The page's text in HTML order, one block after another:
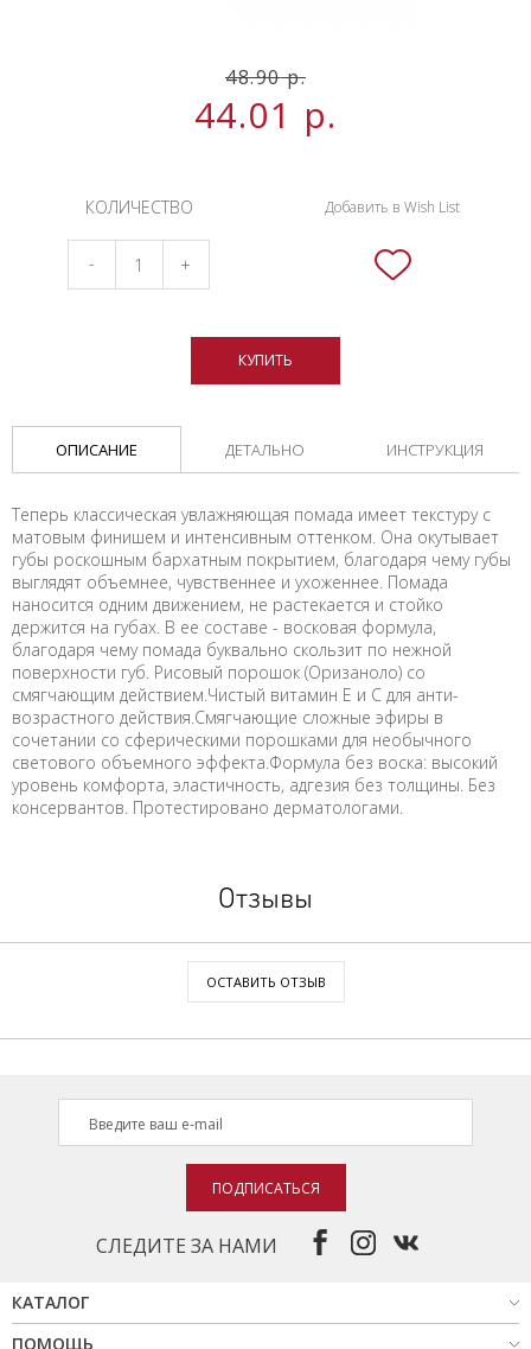
48.90р.
44.01 р.
КОЛИЧЕСТВО
- +
КУПИТЬ
Добавить в Wish List
ОПИСАНИЕ ДЕТАЛЬНО ИНСТРУКЦИЯ
Теперь классическая увлажняющая помада имеет текстуру с
матовым финишем и интенсивным оттенком. Она окутывает
губы роскошным бархатным покрытием, благодаря чему губы
выглядят объемнее, чувственнее и ухоженнее. Помада
наносится одним движением, не растекается и стойко
держится на губах. В ее составе - восковая формула,
благодаря чему помада буквально скользит по нежной
поверхности губ. Рисовый порошок (Оризаноло) со
смягчающим действием.Чистый витамин Е и С для анти-
возрастного действия.Смягчающие сложные эфиры в
сочетании со сферическими порошками для необычного
светового объемного эффекта.Формула без воска: высокий
уровень комфорта, эластичность, адгезия без толщины. Без
консервантов. Протестировано дерматологами.
Отзывы
ОСТАВИТЬ ОТЗЫВ
СЛЕДИТЕ ЗА НАМИ
ПОДПИСАТЬСЯ
КАТАЛОГ
ПОМОЩЬ